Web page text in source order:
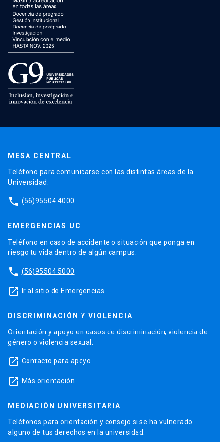
MESA CENTRAL
Teléfono para comunicarse con las distintas áreas de la
Universidad.
phone (56)95504 4000
EMERGENCIAS UC
Teléfono en caso de accidente o situación que ponga en
riesgo tu vida dentro de algún campus.
phone (56)95504 5000
launch Ir al sitio de Emergencias
DISCRIMINACIÓN Y VIOLENCIA
Orientación y apoyo en casos de discriminación, violencia de
género o violencia sexual.
launch Contacto para apoyo
launch Más orientación
MEDIACIÓN UNIVERSITARIA
Teléfonos para orientación y consejo si se ha vulnerado
alguno de tus derechos en la universidad.